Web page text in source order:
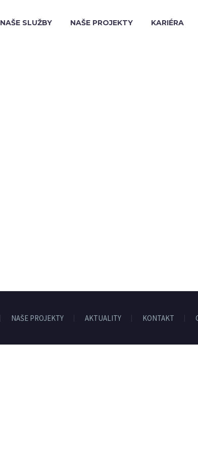
NAŠE SLUŽBY NAŠE PROJEKTY KARIÉRA
NAŠE PROJEKTY AKTUALITY KONTAKT